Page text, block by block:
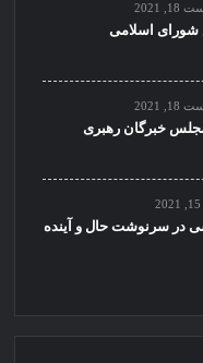
2021
شورای اسلامی
2021
خبرگان رهبری
در سرنوشت حال و آینده